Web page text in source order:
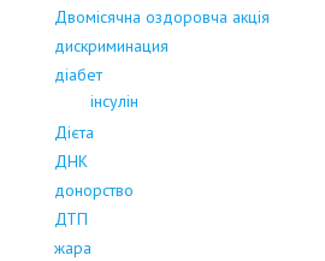
Двомісячна оздоровча акція
дискриминация
діабет
інсулін
Дієта
ДНК
донорство
ДТП
жара